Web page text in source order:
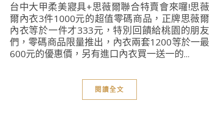
台中大甲柔美寢具+思薇爾聯合特賣會來囉!思薇
爾內衣3件1000元的超值零碼商品，正牌思薇爾
內衣等於一件才333元，特別回饋給桃園的朋友
們，零碼商品限量推出，內衣兩套1200等於一最
600元的優惠價，另有進口內衣買一送一的...
閱讀全文